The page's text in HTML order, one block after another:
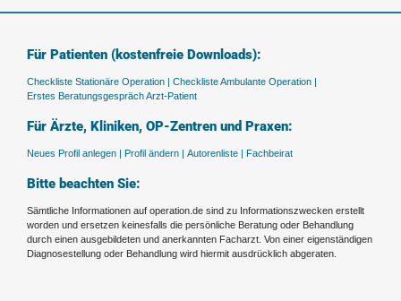
Für Patienten (kostenfreie Downloads):
Checkliste Stationäre Operation |
Checkliste Ambulante Operation |
Erstes Beratungsgespräch Arzt-Patient
Für Ärzte, Kliniken, OP-Zentren und Praxen:
Neues Profil anlegen | Profil ändern | Autorenliste | Fachbeirat
Bitte beachten Sie:
Sämtliche Informationen auf operation.de sind zu Informationszwecken erstellt
worden und ersetzen keinesfalls die persönliche Beratung oder Behandlung
durch einen ausgebildeten und anerkannten Facharzt. Von einer eigenständigen
Diagnosestellung oder Behandlung wird hiermit ausdrücklich abgeraten.